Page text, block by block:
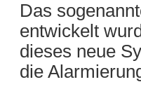
Das
entwickelt
dieses neue
die